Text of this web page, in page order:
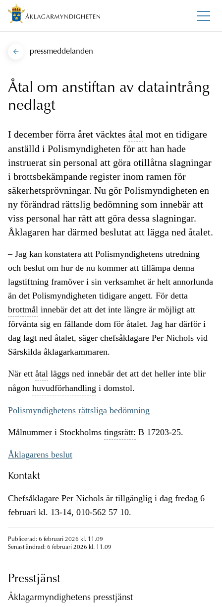
pressmeddelanden
Åtal om anstiftan av dataintrång
nedlagt
I december förra året väcktes åtal mot en tidigare
anställd i Polismyndigheten för att han hade
instruerat sin personal att göra otillåtna slagningar
i brottsbekämpande register inom ramen för
säkerhetsprövningar. Nu gör Polismyndigheten en
ny förändrad rättslig bedömning som innebär att
viss personal har rätt att göra dessa slagningar.
Åklagaren har därmed beslutat att lägga ned åtalet.
– Jag kan konstatera att Polismyndighetens utredning
och beslut om hur de nu kommer att tillämpa denna
lagstiftning framöver i sin verksamhet är helt annorlunda
än det Polismyndigheten tidigare angett. För detta
brottmål innebär det att det inte längre är möjligt att
förvänta sig en fällande dom för åtalet. Jag har därför i
dag lagt ned åtalet, säger chefsåklagare Per Nichols vid
Särskilda åklagarkammaren.
När ett åtal läggs ned innebär det att det heller inte blir
någon huvudförhandling i domstol.
Polismyndighetens rättsliga bedömning
Målnummer i Stockholms tingsrätt: B 17203-25.
Åklagarens beslut
Kontakt
Chefsåklagare Per Nichols är tillgänglig i dag fredag 6
februari kl. 13-14, 010-562 57 10.
Publicerad: 6 februari 2026 kl. 11.09
Senast ändrad: 6 februari 2026 kl. 11.09
Presstjänst
Åklagarmyndighetens presstjänst